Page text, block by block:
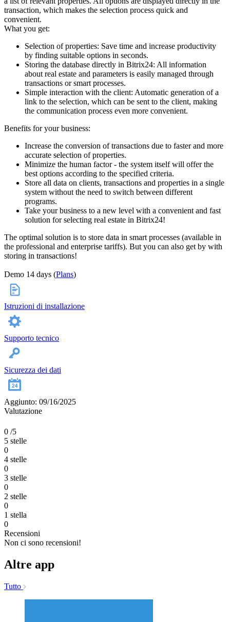
transaction, which makes the selection process quick and
convenient.
What you get:
Selection of properties: Save time and increase productivity
by finding suitable options in seconds.
Storing the database directly in Bitrix24: All information
about real estate and parameters is easily managed through
transactions or smart processes.
Simple interaction with the client: Automatic generation of a
link to the selection, which can be sent to the client, making
the communication process even more convenient.
Benefits for your business:
Increase the conversion of transactions due to faster and more
accurate selection of properties.
Minimize the human factor - the system itself will offer the
best options according to the specified criteria.
Store all data on clients, transactions and properties in a single
system without the need to switch between different
programs.
Take your business to a new level with a convenient and fast
solution for selecting real estate in Bitrix24!
The optimal solution is to store data in smart processes (available in
the professional and enterprise tariffs). But you can also get by with
storing in transactions!
Demo 14 days (Plans)
Istruzioni di installazione
Supporto tecnico
Sicurezza dei dati
Aggiunto: 09/16/2025
Valutazione
0 /5
5 stelle
0
4 stelle
0
3 stelle
0
2 stelle
0
1 stella
0
Recensioni
Non ci sono recensioni!
Altre app
Tutto